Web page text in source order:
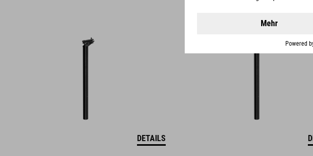
DETAILS